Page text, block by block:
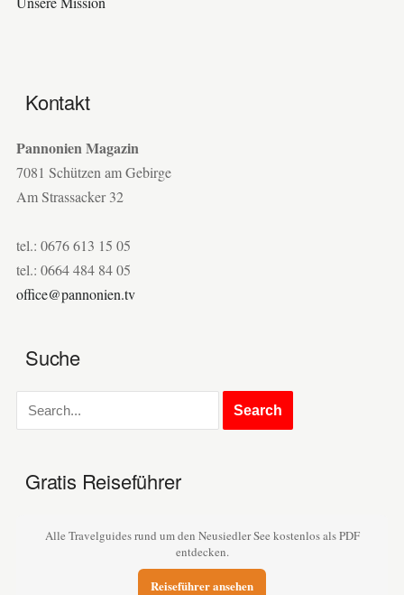
Kontakt
Pannonien Magazin
7081 Schützen am Gebirge
Am Strassacker 32
tel.: 0676 613 15 05
tel.: 0664 484 84 05
office@pannonien.tv
Suche
Gratis Reiseführer
Alle Travelguides rund um den Neusiedler See kostenlos als PDF
entdecken.
Reiseführer ansehen